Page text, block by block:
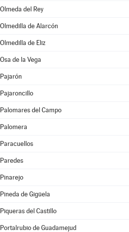
Olmeda del Rey
Olmedilla de Alarcón
Olmedilla de Eliz
Osa de la Vega
Pajarón
Pajaroncillo
Palomares del Campo
Palomera
Paracuellos
Paredes
Pinarejo
Pineda de Gigüela
Piqueras del Castillo
Portalrubio de Guadamejud